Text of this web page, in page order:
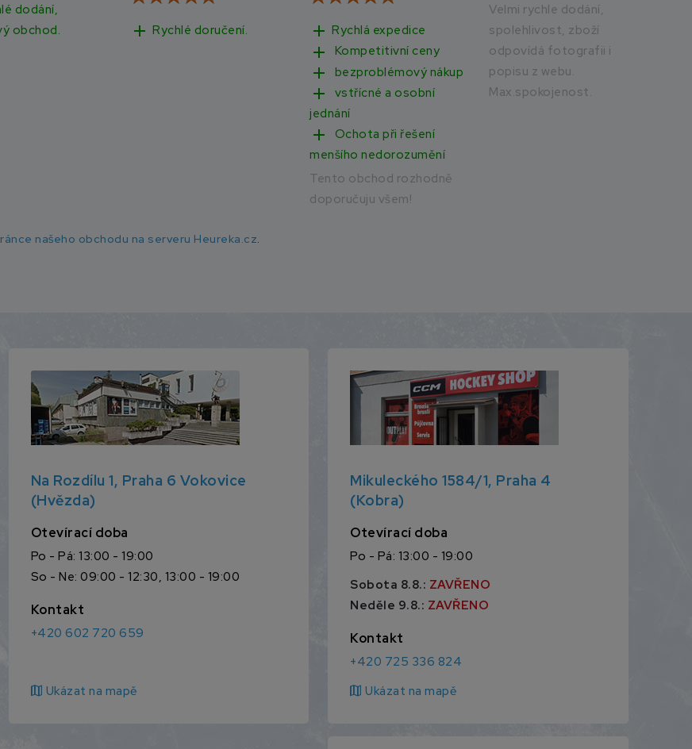
dodání,
obchod.
add Rychlé doručení. add Rychlá expedice
add Kompetitivní ceny
add bezproblémový nákup
add
vstřícné a osobní
jednání
add
Ochota při řešení
menšího nedorozumění
Tento obchod rozhodně
doporučuju všem!
Velmi rychle dodání,
spolehlivost, zboží
odpovídá fotografii i
popisu z webu.
Max.spokojenost.
našeho obchodu na serveru Heureka.cz.
Na Rozdílu 1, Praha 6 Vokovice
(Hvězda)
Otevírací doba
Po - Pá: 13:00 - 19:00
So - Ne: 09:00 - 12:30, 13:00 - 19:00
Kontakt
+420 602 720 659
map Ukázat na mapě
Mikuleckého 1584/1, Praha 4
(Kobra)
Otevírací doba
Po - Pá: 13:00 - 19:00
Sobota 8.8.: ZAVŘENO
Neděle 9.8.: ZAVŘENO
Kontakt
+420 725 336 824
map Ukázat na mapě